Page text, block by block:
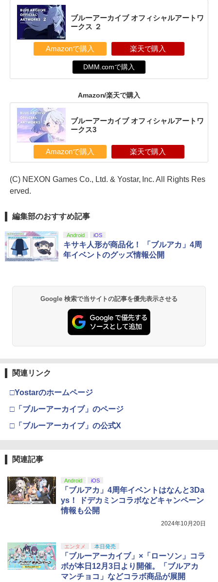
ブルーアーカイブ オフィシャルアートワ
ークス ２
Amazonで購入 楽天で購入
DMM.comで購入
Amazon/楽天で購入
ブルーアーカイブ オフィシャルアートワ
ークス3
Amazonで購入 楽天で購入
(C) NEXON Games Co., Ltd. & Yostar, Inc. All Rights Res
erved.
編集部のおすすめ記事
Android iOS
キサキ人形が商品化！ 「ブルアカ」4周
年イベントのグッズ情報公開
Google 検索で当サイトの記事を優先表示させる
関連リンク
□Yostarのホームページ
□「ブルーアーカイブ」のページ
□「ブルーアーカイブ」の公式X
関連記事
Android iOS
「ブルアカ」4周年イベントはなんと3Da
ys！ ドデカミンコラボなどキャンペーン
情報も公開
2024年10月20日
エンタメ 本日発売
「ブルーアーカイブ」×「ローソン」コラ
ボが本日12月3日より開催。「ブルアカ
マンチョコ」などコラボ商品が展開